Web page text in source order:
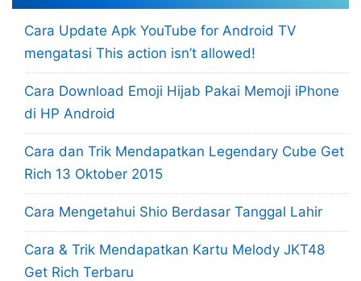
Cara Update Apk YouTube for Android TV
mengatasi This action isn’t allowed!
Cara Download Emoji Hijab Pakai Memoji iPhone
di HP Android
Cara dan Trik Mendapatkan Legendary Cube Get
Rich 13 Oktober 2015
Cara Mengetahui Shio Berdasar Tanggal Lahir
Cara & Trik Mendapatkan Kartu Melody JKT48
Get Rich Terbaru